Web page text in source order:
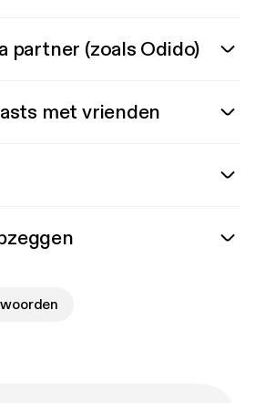
partner (zoals Odido)
met vrienden